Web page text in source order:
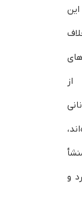
از
و